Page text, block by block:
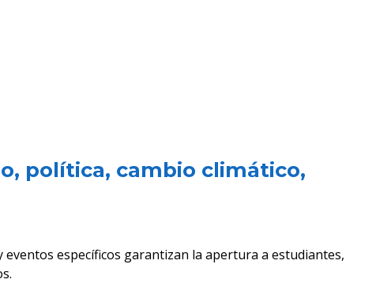
política, cambio climático,
específicos garantizan la apertura a estudiantes,